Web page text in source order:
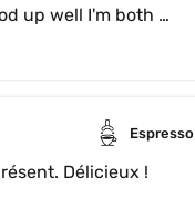
up well I'm both
Espresso